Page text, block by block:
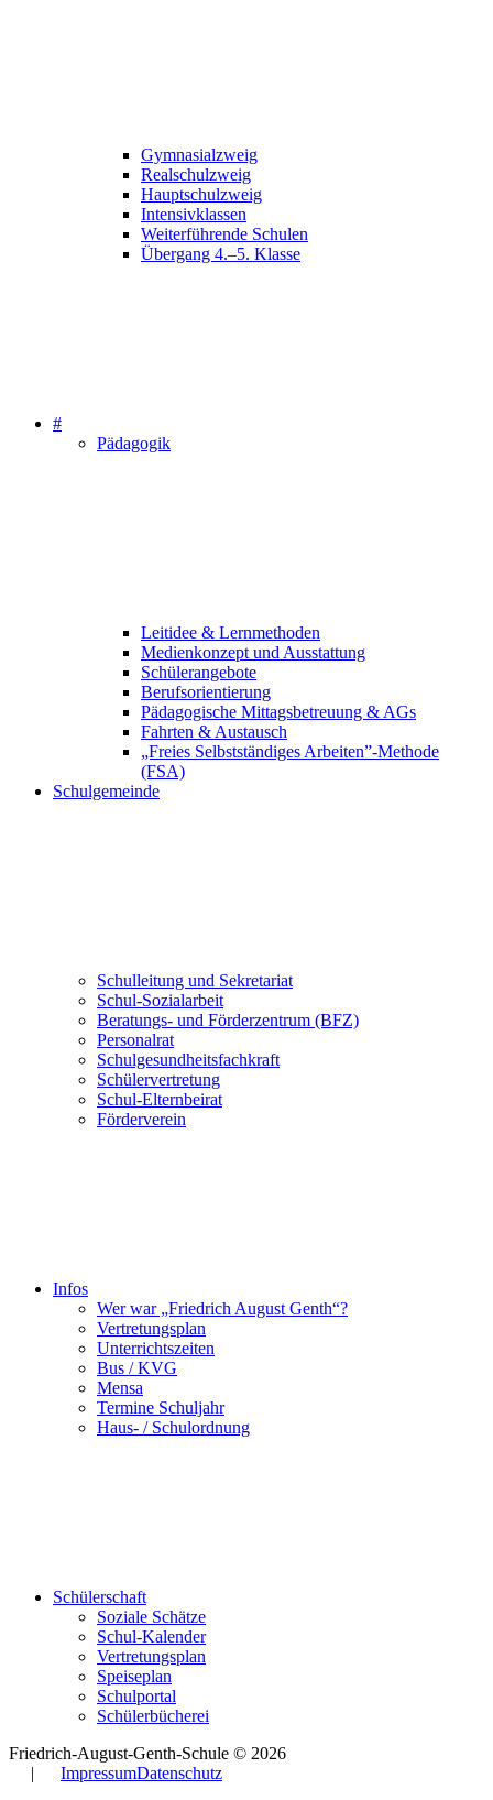
Gymnasialzweig
Realschulzweig
Hauptschulzweig
Intensivklassen
Weiterführende Schulen
Übergang 4.–5. Klasse
#
Pädagogik
Leitidee & Lernmethoden
Medienkonzept und Ausstattung
Schülerangebote
Berufsorientierung
Pädagogische Mittagsbetreuung & AGs
Fahrten & Austausch
„Freies Selbstständiges Arbeiten”-Methode
(FSA)
Schulgemeinde
Schulleitung und Sekretariat
Schul-Sozialarbeit
Beratungs- und Förderzentrum (BFZ)
Personalrat
Schulgesundheitsfachkraft
Schülervertretung
Schul-Elternbeirat
Förderverein
Infos
Wer war „Friedrich August Genth“?
Vertretungsplan
Unterrichtszeiten
Bus / KVG
Mensa
Termine Schuljahr
Haus- / Schulordnung
Schülerschaft
Soziale Schätze
Schul-Kalender
Vertretungsplan
Speiseplan
Schulportal
Schülerbücherei
Friedrich-August-Genth-Schule © 2026
| ImpressumDatenschutz